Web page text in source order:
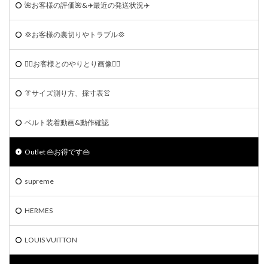
🌺お客様の評価🌺&✈️最近の発送状況✈️
💢お客様の裏切りやトラブル💢
🙆‍♀️お客様とのやりとり画像🙆‍♂️
👔サイズ測り方、採寸表👚
ベルト装着動画&動作確認
Outlet 👜お得です👜
supreme
HERMES
LOUIS VUITTON